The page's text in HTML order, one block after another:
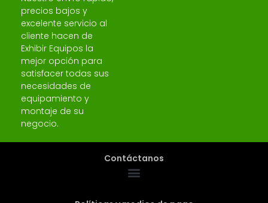
precios bajos y
excelente servicio al
cliente hacen de
Exhibir Equipos la
mejor opción para
satisfacer todas sus
necesidades de
equipamiento y
montaje de su
negocio.
Contáctanos